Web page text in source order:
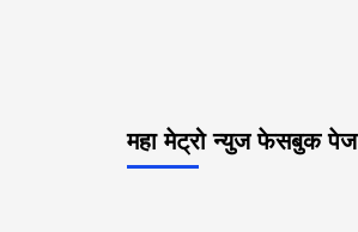
महा मेट्रो न्युज फेसबुक पेज